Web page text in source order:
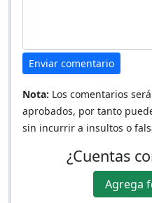
Enviar comentario
Nota: Los comentarios
aprobados, por tanto
sin incurrir a insultos o
¿Cuentas
Agrega